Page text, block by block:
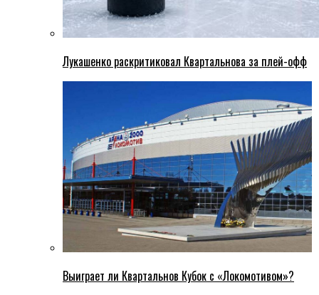
Лукашенко раскритиковал Квартальнова за плей-офф
Выиграет ли Квартальнов Кубок с «Локомотивом»?